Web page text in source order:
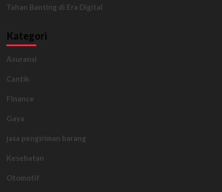
Tahan Banting di Era Digital
Kategori
Asuransi
Cantik
Finance
Gaya
jasa pengiriman barang
Kesehatan
Otomotif